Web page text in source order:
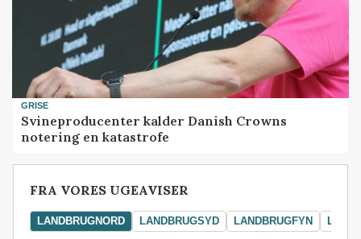
GRISE
Svineproducenter kalder Danish Crowns
notering en katastrofe
FRA VORES UGEAVISER
LANDBRUGNORD LANDBRUGSYD LANDBRUGFYN